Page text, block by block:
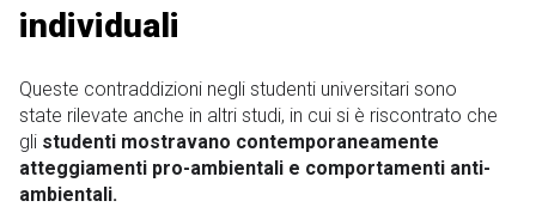
individuali
Queste contraddizioni negli studenti universitari sono
state rilevate anche in altri studi, in cui si è riscontrato che
gli studenti mostravano contemporaneamente
atteggiamenti pro-ambientali e comportamenti anti-
ambientali.